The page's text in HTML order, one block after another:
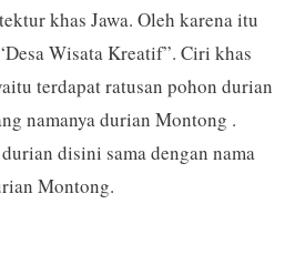
khas Jawa. Oleh karena itu
Wisata Kreatif”. Ciri khas
terdapat ratusan pohon durian
namanya durian Montong .
disini sama dengan nama
Montong.